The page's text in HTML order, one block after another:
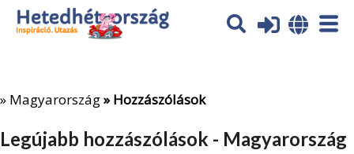
Az oldal sütiket (cookies) használ. További tájékoztatás itt:
Adatvédelmi tájékoztató
» Magyarország» Hozzászólások
Legújabb hozzászólások - Magyarország